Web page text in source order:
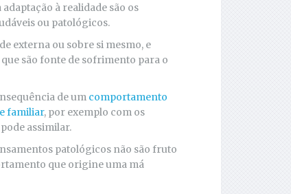
à realidade são os
ou patológicos.
externa ou sobre si mesmo, e
são fonte de sofrimento para o
de um comportamento
familiar, por exemplo com os
assimilar.
patológicos não são fruto
que origine uma má